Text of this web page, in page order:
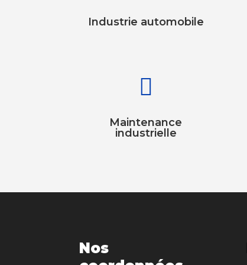
Industrie automobile

Maintenance
industrielle
Nos